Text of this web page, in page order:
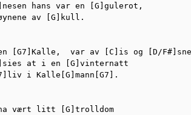
hans var en [G]gulerot,
av [G]kull.
[G7]Kalle,  var av [C]is og [D/
at i en [G]vinternatt
i Kalle[G]mann[G7].
ha vært litt [G]trolldom